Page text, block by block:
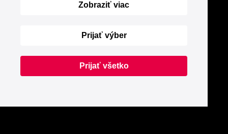
Zobraziť viac
Prijať výber
Prijať všetko